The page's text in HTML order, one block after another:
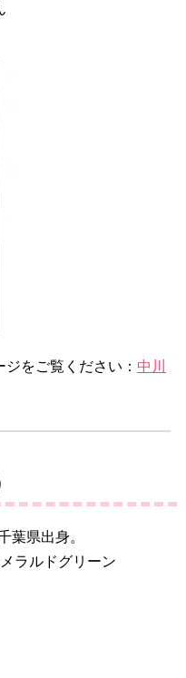
をご覧ください： 中川
葉県出身。
ラルドグリーン